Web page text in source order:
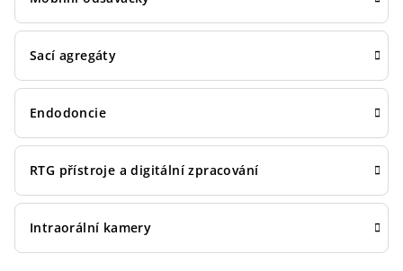
Sací agregáty
Endodoncie
RTG přístroje a digitální zpracování
Intraorální kamery